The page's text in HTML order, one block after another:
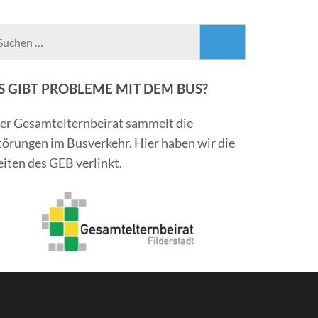
GIBT PROBLEME MIT DEM BUS?
Gesamtelternbeirat sammelt die
im Busverkehr. Hier haben wir die
des GEB verlinkt.